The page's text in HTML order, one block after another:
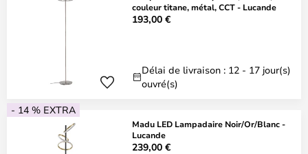
couleur titane, métal, CCT - Lucande
193,00 €
Délai de livraison : 12 - 17 jour(s)
ouvré(s)
- 14 % EXTRA
Madu LED Lampadaire Noir/Or/Blanc -
Lucande
239,00 €